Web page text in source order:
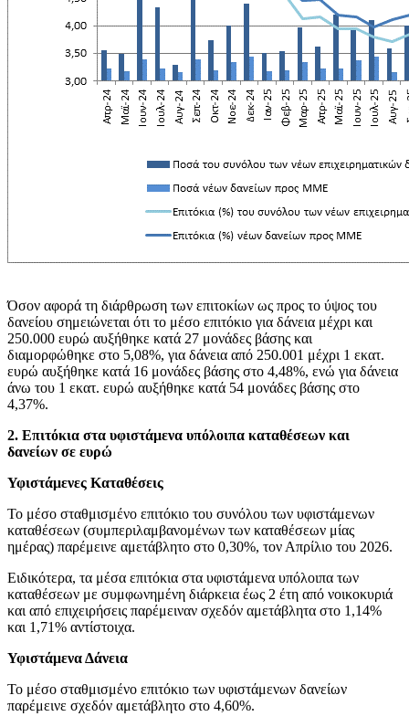
Όσον αφορά τη διάρθρωση των επιτοκίων ως προς το ύψος του
δανείου σημειώνεται ότι το μέσο επιτόκιο για δάνεια μέχρι και
250.000 ευρώ αυξήθηκε κατά 27 μονάδες βάσης και
διαμορφώθηκε στο 5,08%, για δάνεια από 250.001 μέχρι 1 εκατ.
ευρώ αυξήθηκε κατά 16 μονάδες βάσης στο 4,48%, ενώ για δάνεια
άνω του 1 εκατ. ευρώ αυξήθηκε κατά 54 μονάδες βάσης στο
4,37%.
2. Επιτόκια στα υφιστάμενα υπόλοιπα καταθέσεων και
δανείων σε ευρώ
Υφιστάμενες Καταθέσεις
Το μέσο σταθμισμένο επιτόκιο του συνόλου των υφιστάμενων
καταθέσεων (συμπεριλαμβανομένων των καταθέσεων μίας
ημέρας) παρέμεινε αμετάβλητο στο 0,30%, τον Απρίλιο του 2026.
Ειδικότερα, τα μέσα επιτόκια στα υφιστάμενα υπόλοιπα των
καταθέσεων με συμφωνημένη διάρκεια έως 2 έτη από νοικοκυριά
και από επιχειρήσεις παρέμειναν σχεδόν αμετάβλητα στο 1,14%
και 1,71% αντίστοιχα.
Υφιστάμενα Δάνεια
Το μέσο σταθμισμένο επιτόκιο των υφιστάμενων δανείων
παρέμεινε σχεδόν αμετάβλητο στο 4,60%.